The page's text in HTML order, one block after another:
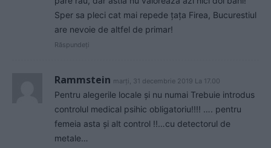
Sper sa pleci cat mai repede țața Firea, Bucurestiul
are nevoie de altfel de primar!
Răspundeți
Rammstein marți, 31 decembrie 2019 La 17.00
Pentru alegerile locale și nu numai Trebuie introdus
controlul medical psihic obligatoriu!!!! …. pentru
femeia asta și alt control !!…cu detectorul de
metale…